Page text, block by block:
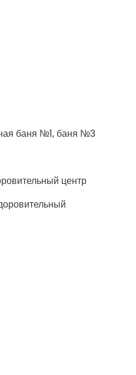
баня №1, баня №3
центр